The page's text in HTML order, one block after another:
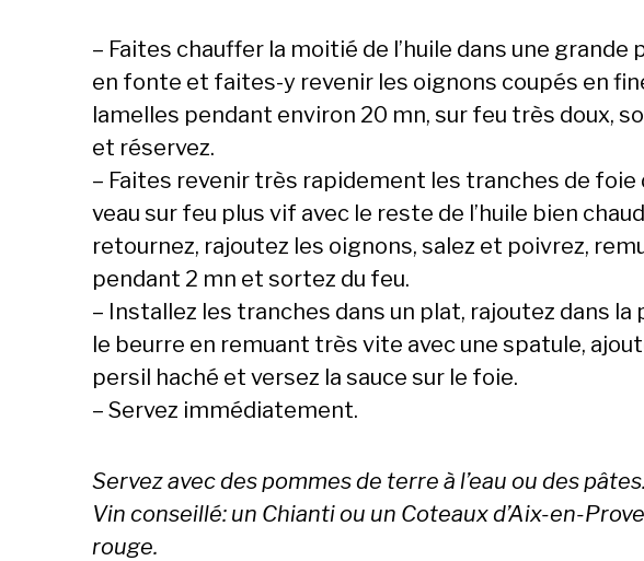
– Faites chauffer la moitié de l’huile dans une grande
en fonte et faites-y revenir les oignons coupés en
lamelles pendant environ 20 mn, sur feu très doux,
et réservez.
– Faites revenir très rapidement les tranches de foie
veau sur feu plus vif avec le reste de l’huile bien
retournez, rajoutez les oignons, salez et poivrez,
pendant 2 mn et sortez du feu.
– Installez les tranches dans un plat, rajoutez dans la
le beurre en remuant très vite avec une spatule,
persil haché et versez la sauce sur le foie.
– Servez immédiatement.
Servez avec des pommes de terre à l’eau ou des pâtes.
Vin conseillé: un Chianti ou un Coteaux d’Aix-en-
rouge.